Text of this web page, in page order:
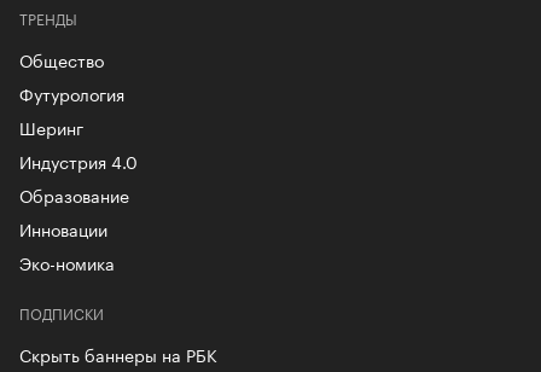
ТРЕНДЫ
Общество
Футурология
Шеринг
Индустрия 4.0
Образование
Инновации
Эко-номика
ПОДПИСКИ
Скрыть баннеры на РБК